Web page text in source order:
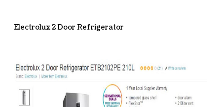
Electrolux 2 Door Refrigerator